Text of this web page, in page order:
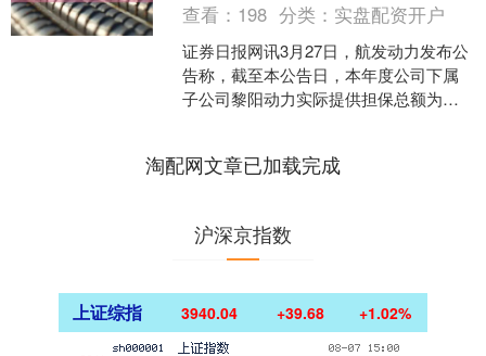
查看： 198 分类： 实盘配资开户
证券日报网讯3月27日，航发动力发布公
告称，截至本公告日，本年度公司下属
子公司黎阳动力实际提供担保总额为
淘配网文章已加载完成
沪深京指数
上证综指 3940.04 +39.68 +1.02%